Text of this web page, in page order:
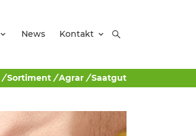
News Kontakt
/ Sortiment / Agrar / Saatgut